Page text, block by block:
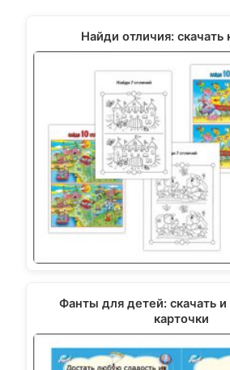
Найди отличия: скачать
Фанты для детей: скачать и
карточки